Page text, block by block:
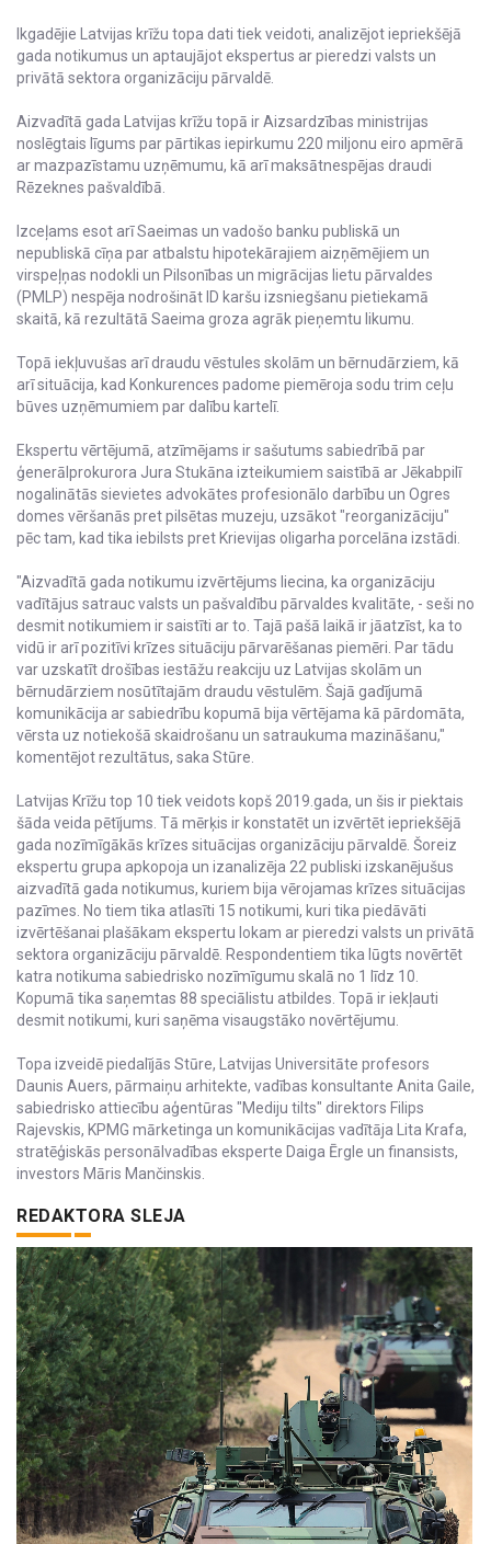
Ikgadējie Latvijas krīžu topa dati tiek veidoti, analizējot iepriekšējā
gada notikumus un aptaujājot ekspertus ar pieredzi valsts un
privātā sektora organizāciju pārvaldē.
Aizvadītā gada Latvijas krīžu topā ir Aizsardzības ministrijas
noslēgtais līgums par pārtikas iepirkumu 220 miljonu eiro apmērā
ar mazpazīstamu uzņēmumu, kā arī maksātnespējas draudi
Rēzeknes pašvaldībā.
Izceļams esot arī Saeimas un vadošo banku publiskā un
nepubliskā cīņa par atbalstu hipotekārajiem aizņēmējiem un
virspeļņas nodokli un Pilsonības un migrācijas lietu pārvaldes
(PMLP) nespēja nodrošināt ID karšu izsniegšanu pietiekamā
skaitā, kā rezultātā Saeima groza agrāk pieņemtu likumu.
Topā iekļuvušas arī draudu vēstules skolām un bērnudārziem, kā
arī situācija, kad Konkurences padome piemēroja sodu trim ceļu
būves uzņēmumiem par dalību kartelī.
Ekspertu vērtējumā, atzīmējams ir sašutums sabiedrībā par
ģenerālprokurora Jura Stukāna izteikumiem saistībā ar Jēkabpilī
nogalinātās sievietes advokātes profesionālo darbību un Ogres
domes vēršanās pret pilsētas muzeju, uzsākot "reorganizāciju"
pēc tam, kad tika iebilsts pret Krievijas oligarha porcelāna izstādi.
"Aizvadītā gada notikumu izvērtējums liecina, ka organizāciju
vadītājus satrauc valsts un pašvaldību pārvaldes kvalitāte, - seši no
desmit notikumiem ir saistīti ar to. Tajā pašā laikā ir jāatzīst, ka to
vidū ir arī pozitīvi krīzes situāciju pārvarēšanas piemēri. Par tādu
var uzskatīt drošības iestāžu reakciju uz Latvijas skolām un
bērnudārziem nosūtītajām draudu vēstulēm. Šajā gadījumā
komunikācija ar sabiedrību kopumā bija vērtējama kā pārdomāta,
vērsta uz notiekošā skaidrošanu un satraukuma mazināšanu,"
komentējot rezultātus, saka Stūre.
Latvijas Krīžu top 10 tiek veidots kopš 2019.gada, un šis ir piektais
šāda veida pētījums. Tā mērķis ir konstatēt un izvērtēt iepriekšējā
gada nozīmīgākās krīzes situācijas organizāciju pārvaldē. Šoreiz
ekspertu grupa apkopoja un izanalizēja 22 publiski izskanējušus
aizvadītā gada notikumus, kuriem bija vērojamas krīzes situācijas
pazīmes. No tiem tika atlasīti 15 notikumi, kuri tika piedāvāti
izvērtēšanai plašākam ekspertu lokam ar pieredzi valsts un privātā
sektora organizāciju pārvaldē. Respondentiem tika lūgts novērtēt
katra notikuma sabiedrisko nozīmīgumu skalā no 1 līdz 10.
Kopumā tika saņemtas 88 speciālistu atbildes. Topā ir iekļauti
desmit notikumi, kuri saņēma visaugstāko novērtējumu.
Topa izveidē piedalījās Stūre, Latvijas Universitāte profesors
Daunis Auers, pārmaiņu arhitekte, vadības konsultante Anita Gaile,
sabiedrisko attiecību aģentūras "Mediju tilts" direktors Filips
Rajevskis, KPMG mārketinga un komunikācijas vadītāja Lita Krafa,
stratēģiskās personālvadības eksperte Daiga Ērgle un finansists,
investors Māris Mančinskis.
REDAKTORA SLEJA